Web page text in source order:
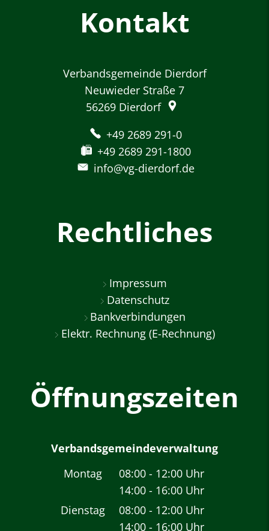
Kontakt
Verbandsgemeinde Dierdorf
Neuwieder Straße 7
56269 Dierdorf
+49 2689 291-0
+49 2689 291-1800
info@vg-dierdorf.de
Rechtliches
Impressum
Datenschutz
Bankverbindungen
Elektr. Rechnung (E-Rechnung)
Öffnungszeiten
Verbandsgemeindeverwaltung
Montag
08:00 - 12:00 Uhr
Von 08:00 bis 12:00
14:00 - 16:00 Uhr
Von 14:00 bis 16:00
Dienstag 08:00 - 12:00 Uhr
Von 08:00 bis 12:00
14:00 - 16:00 Uhr